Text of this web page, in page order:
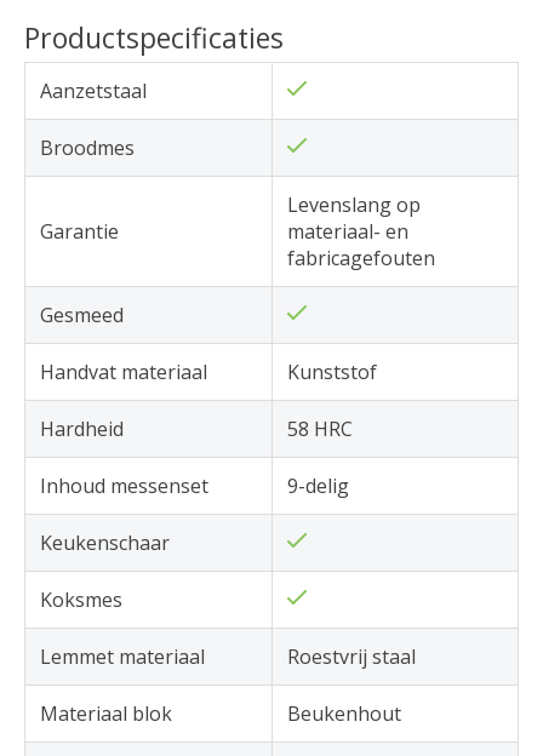
Productspecificaties
Aanzetstaal
Broodmes
Garantie
Levenslang op
materiaal- en
fabricagefouten
Gesmeed
Handvat materiaal Kunststof
Hardheid 58 HRC
Inhoud messenset 9-delig
Keukenschaar
Koksmes
Lemmet materiaal Roestvrij staal
Materiaal blok Beukenhout